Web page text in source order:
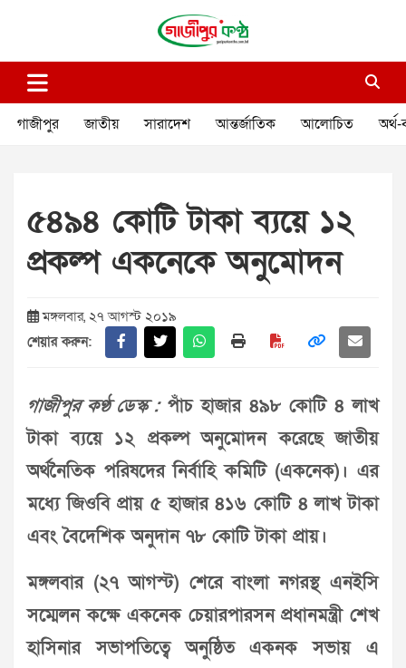
গাজীপুর কণ্ঠ
গাজীপুর জাতীয় সারাদেশ আন্তর্জাতিক আলোচিত অর্থ-
৫৪৯৪ কোটি টাকা ব্যয়ে ১২
প্রকল্প একনেকে অনুমোদন
মঙ্গলবার, ২৭ আগস্ট ২০১৯
শেয়ার করুন:
গাজীপুর কণ্ঠ ডেস্ক :পাঁচ হাজার ৪৯৮ কোটি ৪ লাখ
টাকা ব্যয়ে ১২ প্রকল্প অনুমোদন করেছে জাতীয়
অর্থনৈতিক পরিষদের নির্বাহি কমিটি (একনেক)। এর
মধ্যে জিওবি প্রায় ৫ হাজার ৪১৬ কোটি ৪ লাখ টাকা
এবং বৈদেশিক অনুদান ৭৮ কোটি টাকা প্রায়।
মঙ্গলবার (২৭ আগস্ট) শেরে বাংলা নগরস্থ এনইসি
সম্মেলন কক্ষে একনেক চেয়ারপারসন প্রধানমন্ত্রী শেখ
হাসিনার সভাপতিত্বে অনুষ্ঠিত একনক সভায় এ